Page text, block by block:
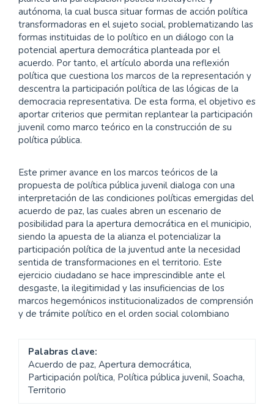
autónoma, la cual busca situar formas de acción política
transformadoras en el sujeto social, problematizando las
formas instituidas de lo político en un diálogo con la
potencial apertura democrática planteada por el
acuerdo. Por tanto, el artículo aborda una reflexión
política que cuestiona los marcos de la representación y
descentra la participación política de las lógicas de la
democracia representativa. De esta forma, el objetivo es
aportar criterios que permitan replantear la participación
juvenil como marco teórico en la construcción de su
política pública.
Este primer avance en los marcos teóricos de la
propuesta de política pública juvenil dialoga con una
interpretación de las condiciones políticas emergidas del
acuerdo de paz, las cuales abren un escenario de
posibilidad para la apertura democrática en el municipio,
siendo la apuesta de la alianza el potencializar la
participación política de la juventud ante la necesidad
sentida de transformaciones en el territorio. Este
ejercicio ciudadano se hace imprescindible ante el
desgaste, la ilegitimidad y las insuficiencias de los
marcos hegemónicos institucionalizados de comprensión
y de trámite político en el orden social colombiano
Palabras clave:
Acuerdo de paz, Apertura democrática,
Participación política, Política pública juvenil, Soacha,
Territorio